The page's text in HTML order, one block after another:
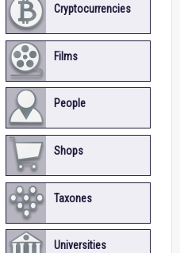
Cryptocurrencies
Films
People
Shops
Taxones
Universities